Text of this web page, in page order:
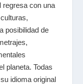
regresa con una
posibilidad de
planeta. Todas
idioma original